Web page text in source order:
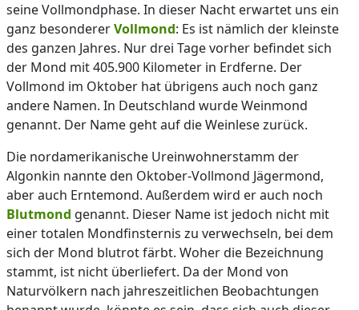
seine Vollmondphase. In dieser Nacht erwartet uns ein
ganz besondererVollmond: Es ist nämlich der kleinste
des ganzen Jahres. Nur drei Tage vorher befindet sich
der Mond mit 405.900 Kilometer in Erdferne. Der
Vollmond im Oktober hat übrigens auch noch ganz
andere Namen. In Deutschland wurde Weinmond
genannt. Der Name geht auf die Weinlese zurück.
Die nordamerikanische Ureinwohnerstamm der
Algonkin nannte den Oktober-Vollmond Jägermond,
aber auch Erntemond. Außerdem wird er auch noch
Blutmond genannt. Dieser Name ist jedoch nicht mit
einer totalen Mondfinsternis zu verwechseln, bei dem
sich der Mond blutrot färbt. Woher die Bezeichnung
stammt, ist nicht überliefert. Da der Mond von
Naturvölkern nach jahreszeitlichen Beobachtungen